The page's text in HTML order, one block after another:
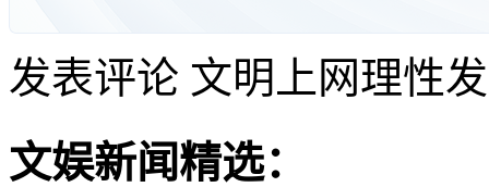
发表评论 文明上网理性
文娱新闻精选：